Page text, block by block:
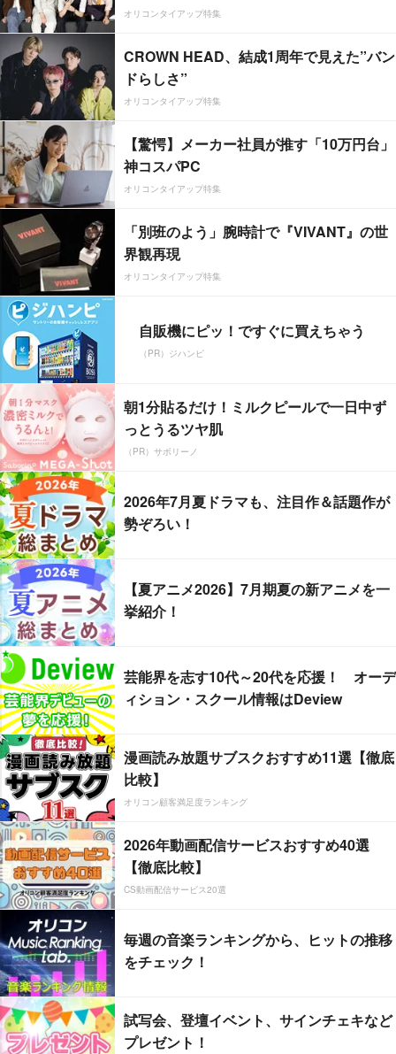
オリコンタイアップ特集
CROWN HEAD、結成1周年で見えた”バン
ドらしさ”
オリコンタイアップ特集
【驚愕】メーカー社員が推す「10万円台」
神コスパPC
オリコンタイアップ特集
「別班のよう」腕時計で『VIVANT』の世
界観再現
オリコンタイアップ特集
自販機にピッ！ですぐに買えちゃう
（PR）ジハンピ
朝1分貼るだけ！ミルクピールで一日中ず
っとうるツヤ肌
（PR）サボリーノ
2026年7月夏ドラマも、注目作＆話題作が
勢ぞろい！
【夏アニメ2026】7月期夏の新アニメを一
挙紹介！
芸能界を志す10代～20代を応援！ オーデ
ィション・スクール情報はDeview
漫画読み放題サブスクおすすめ11選【徹底
比較】
オリコン顧客満足度ランキング
2026年動画配信サービスおすすめ40選
【徹底比較】
CS動画配信サービス20選
毎週の音楽ランキングから、ヒットの推移
をチェック！
試写会、登壇イベント、サインチェキなど
プレゼント！